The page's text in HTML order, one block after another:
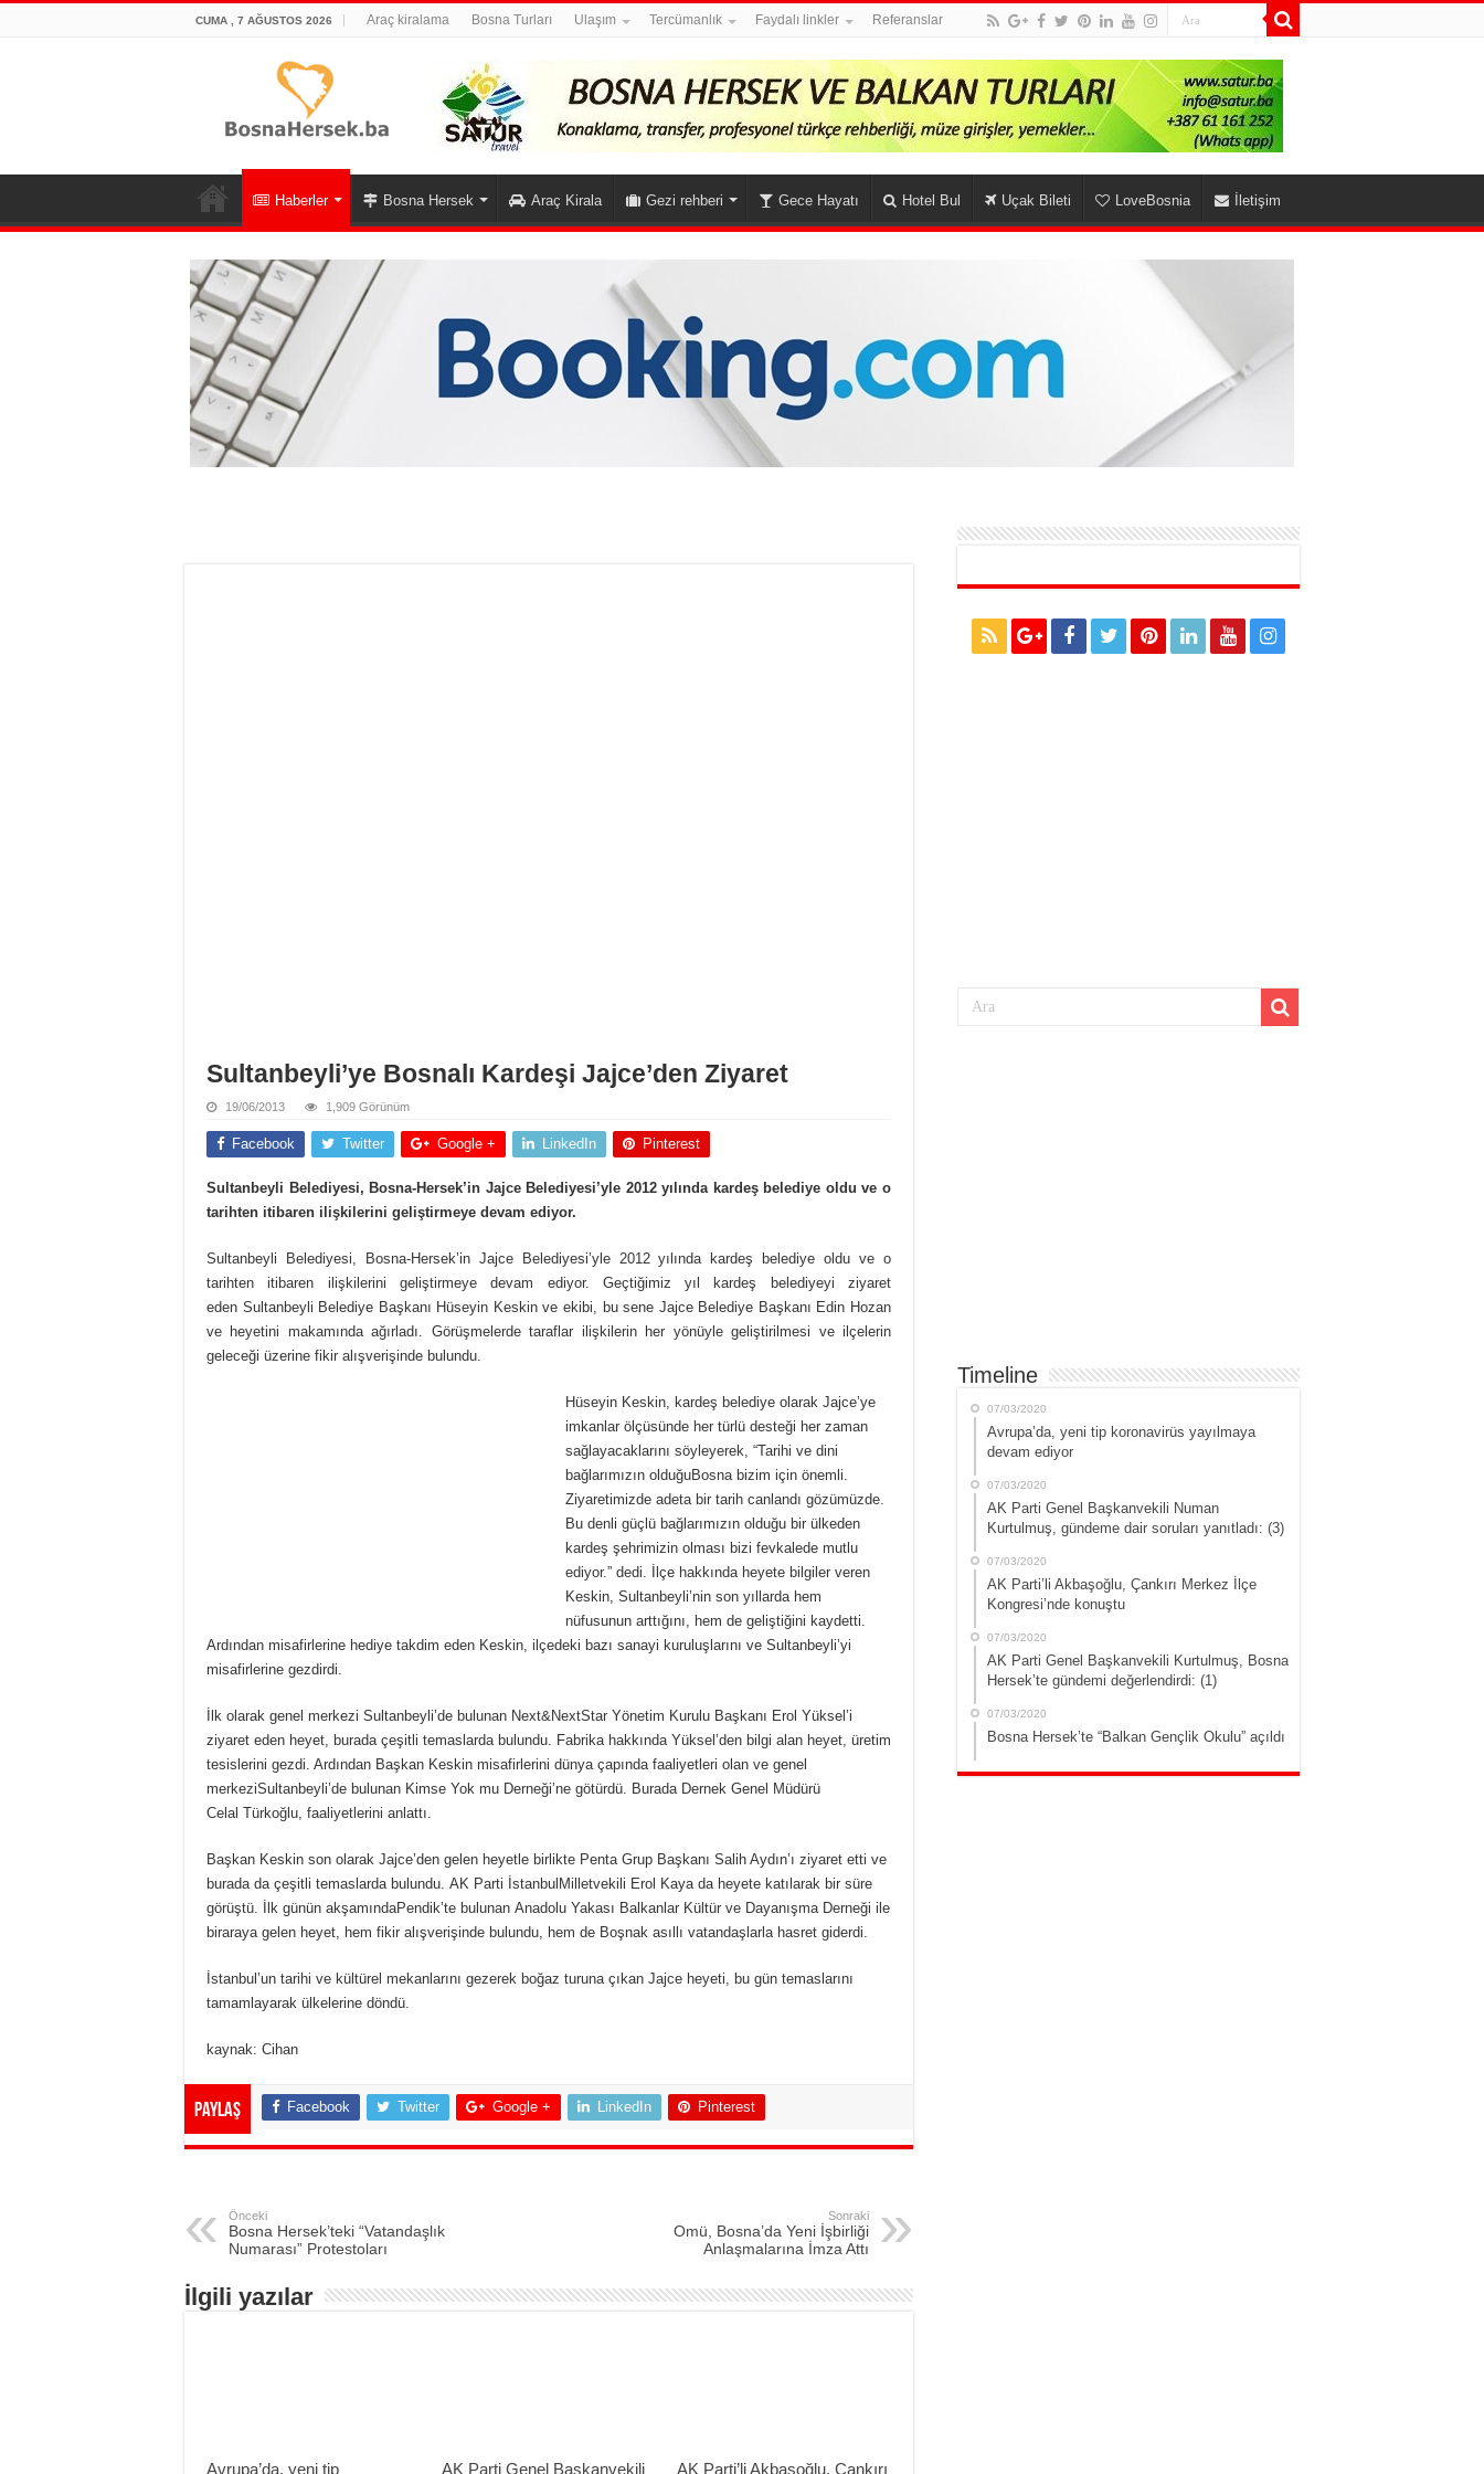
CUMA , 7 AĞUSTOS 2026 Araç kiralama Bosna Turları Ulaşım Tercümanlık Faydalı linkler Referanslar
Haberler Bosna Hersek Araç Kirala Gezi rehberi Gece Hayatı Hotel Bul Uçak Bileti LoveBosnia İletişim
Sultanbeyli’ye Bosnalı Kardeşi Jajce’den Ziyaret
19/06/2013 1,909 Görünüm
Facebook Twitter Google + LinkedIn Pinterest
Sultanbeyli Belediyesi, Bosna-Hersek’in Jajce Belediyesi’yle 2012 yılında kardeş belediye oldu ve o
tarihten itibaren ilişkilerini geliştirmeye devam ediyor.
Sultanbeyli Belediyesi, Bosna-Hersek’in Jajce Belediyesi’yle 2012 yılında kardeş belediye oldu ve o
tarihten itibaren ilişkilerini geliştirmeye devam ediyor. Geçtiğimiz yıl kardeş belediyeyi ziyaret
eden Sultanbeyli Belediye Başkanı Hüseyin Keskin ve ekibi, bu sene Jajce Belediye Başkanı Edin Hozan
ve heyetini makamında ağırladı. Görüşmelerde taraflar ilişkilerin her yönüyle geliştirilmesi ve ilçelerin
geleceği üzerine fikir alışverişinde bulundu.
Hüseyin Keskin, kardeş belediye olarak Jajce’ye
imkanlar ölçüsünde her türlü desteği her zaman
sağlayacaklarını söyleyerek, “Tarihi ve dini
bağlarımızın olduğuBosna bizim için önemli.
Ziyaretimizde adeta bir tarih canlandı gözümüzde.
Bu denli güçlü bağlarımızın olduğu bir ülkeden
kardeş şehrimizin olması bizi fevkalede mutlu
ediyor.” dedi. İlçe hakkında heyete bilgiler veren
Keskin, Sultanbeyli’nin son yıllarda hem
nüfusunun arttığını, hem de geliştiğini kaydetti.
Ardından misafirlerine hediye takdim eden Keskin, ilçedeki bazı sanayi kuruluşlarını ve Sultanbeyli’yi
misafirlerine gezdirdi.
İlk olarak genel merkezi Sultanbeyli’de bulunan Next&NextStar Yönetim Kurulu Başkanı Erol Yüksel’i
ziyaret eden heyet, burada çeşitli temaslarda bulundu. Fabrika hakkında Yüksel’den bilgi alan heyet, üretim
tesislerini gezdi. Ardından Başkan Keskin misafirlerini dünya çapında faaliyetleri olan ve genel
merkeziSultanbeyli’de bulunan Kimse Yok mu Derneği’ne götürdü. Burada Dernek Genel Müdürü
Celal Türkoğlu, faaliyetlerini anlattı.
Başkan Keskin son olarak Jajce’den gelen heyetle birlikte Penta Grup Başkanı Salih Aydın’ı ziyaret etti ve
burada da çeşitli temaslarda bulundu. AK Parti İstanbulMilletvekili Erol Kaya da heyete katılarak bir süre
görüştü. İlk günün akşamındaPendik’te bulunan Anadolu Yakası Balkanlar Kültür ve Dayanışma Derneği ile
biraraya gelen heyet, hem fikir alışverişinde bulundu, hem de Boşnak asıllı vatandaşlarla hasret giderdi.
İstanbul’un tarihi ve kültürel mekanlarını gezerek boğaz turuna çıkan Jajce heyeti, bu gün temaslarını
tamamlayarak ülkelerine döndü.
kaynak: Cihan
Paylaş Facebook Twitter Google + LinkedIn Pinterest
Önceki
Bosna Hersek’teki “Vatandaşlık
Numarası” Protestoları
Sonraki
Omü, Bosna’da Yeni İşbirliği
Anlaşmalarına İmza Attı
İlgili yazılar
Avrupa’da, yeni tip AK Parti Genel Başkanvekili AK Parti’li Akbaşoğlu, Çankırı
Timeline
07/03/2020
Avrupa’da, yeni tip koronavirüs yayılmaya
devam ediyor
07/03/2020
AK Parti Genel Başkanvekili Numan
Kurtulmuş, gündeme dair soruları yanıtladı: (3)
07/03/2020
AK Parti’li Akbaşoğlu, Çankırı Merkez İlçe
Kongresi’nde konuştu
07/03/2020
AK Parti Genel Başkanvekili Kurtulmuş, Bosna
Hersek’te gündemi değerlendirdi: (1)
07/03/2020
Bosna Hersek’te “Balkan Gençlik Okulu” açıldı